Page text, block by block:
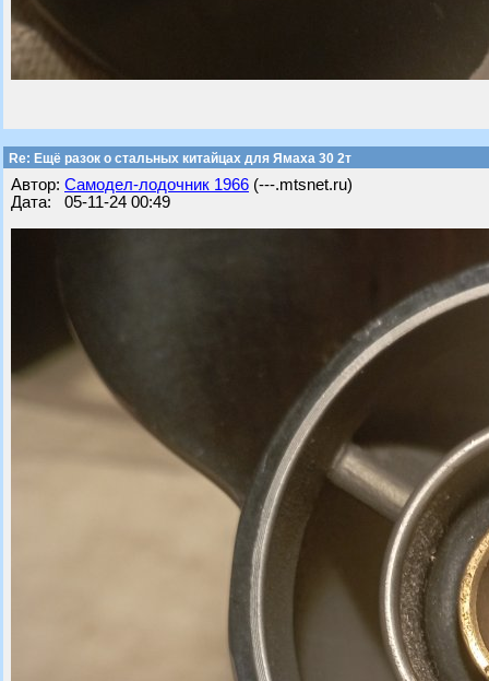
Re: Ещё разок о стальных китайцах для Ямаха 30 2т
Автор: Самодел-лодочник 1966 (---.mtsnet.ru)
Дата: 05-11-24 00:49